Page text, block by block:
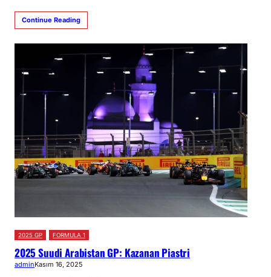
Continue Reading
2025 GP FORMULA 1
2025 Suudi Arabistan GP: Kazanan Piastri
adminKasım 16, 2025